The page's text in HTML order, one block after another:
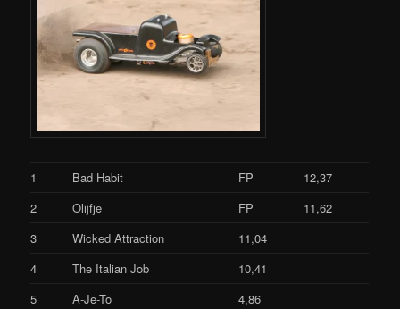
1 Bad Habit FP
12,37
2
Olijfje FP
11,62
3
Wicked Attraction
11,04
4
The Italian Job
10,41
5
A-Je-To
4,86